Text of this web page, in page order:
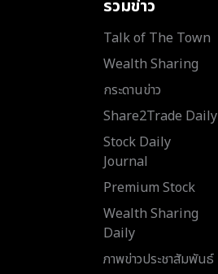
รวมข่าว
Talk of The Town
Wealth Sharing
กระดานข่าว
Share2Trade Daily
Stock Daily
Journal
Premium Stock
Wealth Sharing
Daily
ภาพข่าวประชาสัมพันธ์